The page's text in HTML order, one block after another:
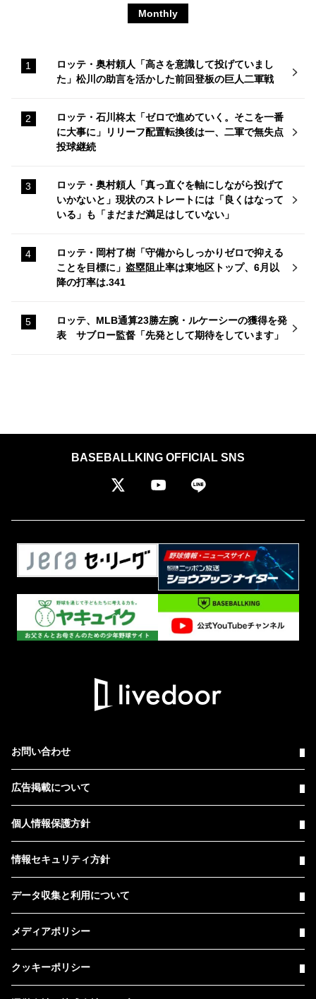
Monthly
ロッテ・奥村頼人「高さを意識して投げていまし
た」松川の助言を活かした前回登板の巨人二軍戦
ロッテ・石川柊太「ゼロで進めていく。そこを一番
に大事に」リリーフ配置転換後は一、二軍で無失点
投球継続
ロッテ・奥村頼人「真っ直ぐを軸にしながら投げて
いかないと」現状のストレートには「良くはなって
いる」も「まだまだ満足はしていない」
ロッテ・岡村了樹「守備からしっかりゼロで抑える
ことを目標に」盗塁阻止率は東地区トップ、6月以
降の打率は.341
ロッテ、MLB通算23勝左腕・ルケーシーの獲得を発
表 サブロー監督「先発として期待をしています」
BASEBALLKING OFFICIAL SNS
お問い合わせ
広告掲載について
個人情報保護方針
情報セキュリティ方針
データ収集と利用について
メディアポリシー
クッキーポリシー